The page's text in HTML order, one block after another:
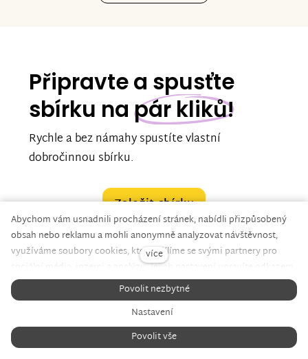
Připravte a spusťte
sbírku na pár kliků!
Rychle a bez námahy spustíte vlastní
dobročinnou sbírku.
Založit sbírku
ZNESNÁZE21 V MÉDIÍCH
Abychom vám usnadnili procházení stránek, nabídli přizpůsobený
obsah nebo reklamu a mohli anonymně analyzovat návštěvnost,
využíváme soubory cookies, které sdílíme se svými partnery pro
sociální média, inzerci a analýzu. Jejich nastavení upravíte odkazem
"Nastavení cookies" a kdykoliv jej můžete změnit v patičce webu.
Podrobnější informace najdete v našichZásadách ochrany osobních
a používání souborů cookies. Souhlasíte s používáním
cookies?
více
Povolit nezbytné
Nastavení
Povolit vše